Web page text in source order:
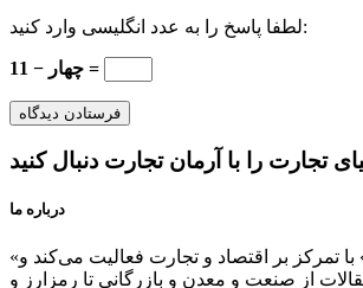
لطفا پاسخ را به عدد انگلیسی وارد کنید:
11 − چهار =
درباره ما
«با تمرکز بر اقتصاد و تجارت فعالیت می‌کند و
از صنعت و معدن و بازرگانی تا رمزارز و